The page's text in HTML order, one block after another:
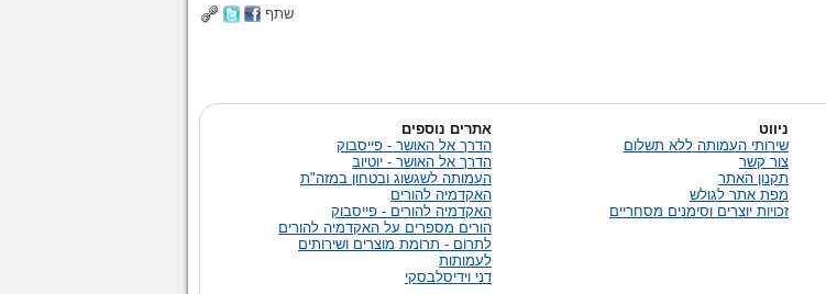
שתף
ניווט
שירותי העמותה ללא תשלום
צור קשר
תקנון האתר
מפת אתר לגולש
זכויות יוצרים וסימנים מסחריים
אתרים נוספים
הדרך אל האושר - פייסבוק
הדרך אל האושר - יוטיוב
העמותה לשגשוג ובטחון במזה"ת
האקדמיה להורים
האקדמיה להורים - פייסבוק
הורים מספרים על האקדמיה להורים
לתרום - תרומת מוצרים ושירותים
לעמותות
דני וידיסלבסקי